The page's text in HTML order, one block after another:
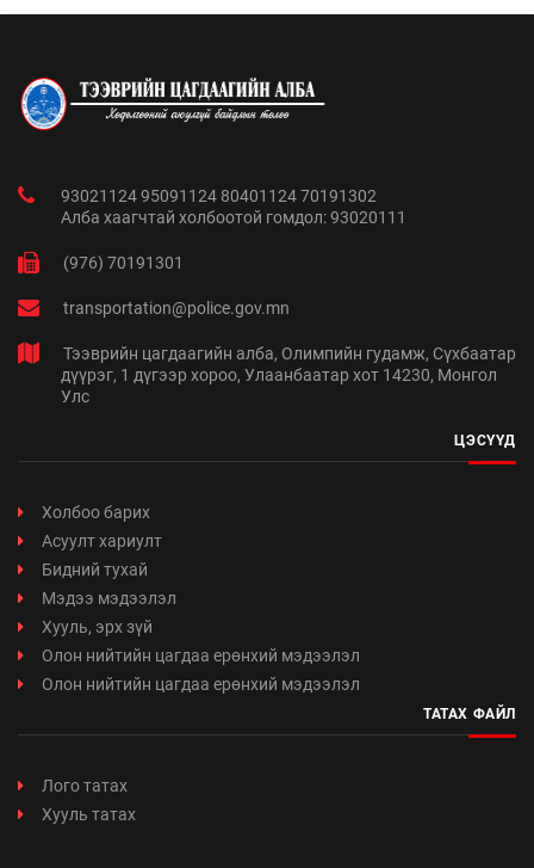
93021124 95091124 80401124 70191302
Алба хаагчтай холбоотой гомдол: 93020111
(976) 70191301
transportation@police.gov.mn
Тээврийн цагдаагийн алба, Олимпийн гудамж, Сүхбаатар
дүүрэг, 1 дүгээр хороо, Улаанбаатар хот 14230, Монгол
Улс
ЦЭСҮҮД
Холбоо барих
Асуулт хариулт
Бидний тухай
Мэдээ мэдээлэл
Хууль, эрх зүй
Олон нийтийн цагдаа ерөнхий мэдээлэл
Олон нийтийн цагдаа ерөнхий мэдээлэл
ТАТАХ ФАЙЛ
Лого татах
Хууль татах